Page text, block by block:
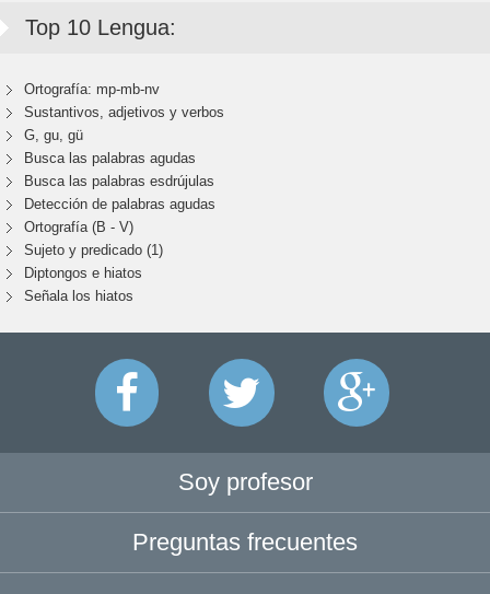
Top 10 Lengua:
Ortografía: mp-mb-nv
Sustantivos, adjetivos y verbos
G, gu, gü
Busca las palabras agudas
Busca las palabras esdrújulas
Detección de palabras agudas
Ortografía (B - V)
Sujeto y predicado (1)
Diptongos e hiatos
Señala los hiatos
Soy profesor
Preguntas frecuentes